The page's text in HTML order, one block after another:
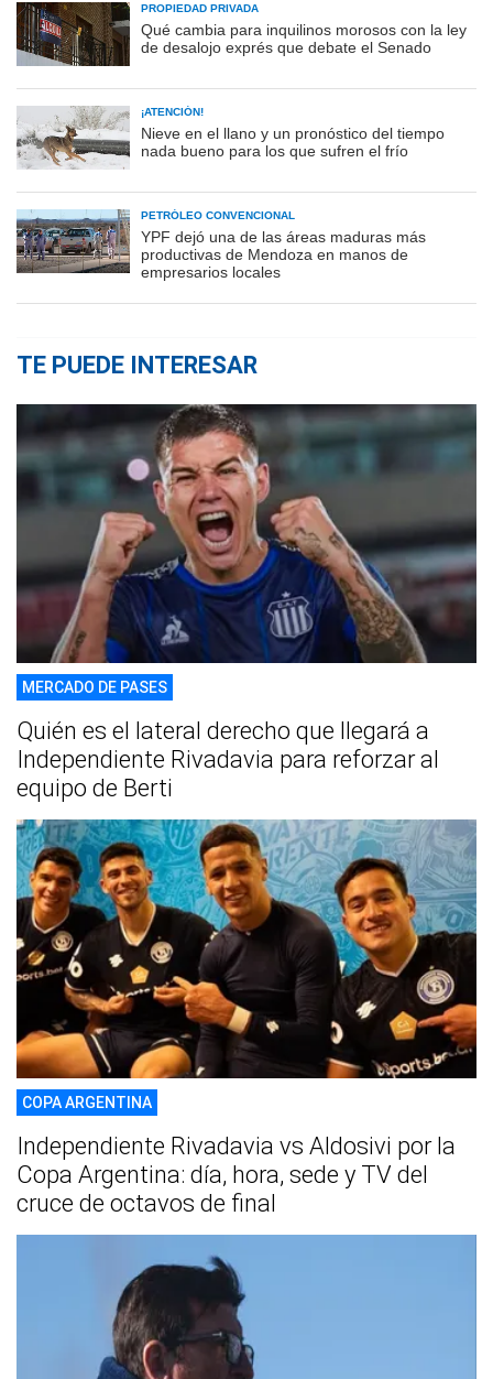
PROPIEDAD PRIVADA
Qué cambia para inquilinos morosos con la ley
de desalojo exprés que debate el Senado
¡ATENCIÓN!
Nieve en el llano y un pronóstico del tiempo
nada bueno para los que sufren el frío
PETRÓLEO CONVENCIONAL
YPF dejó una de las áreas maduras más
productivas de Mendoza en manos de
empresarios locales
TE PUEDE INTERESAR
MERCADO DE PASES
Quién es el lateral derecho que llegará a
Independiente Rivadavia para reforzar al
equipo de Berti
COPA ARGENTINA
Independiente Rivadavia vs Aldosivi por la
Copa Argentina: día, hora, sede y TV del
cruce de octavos de final